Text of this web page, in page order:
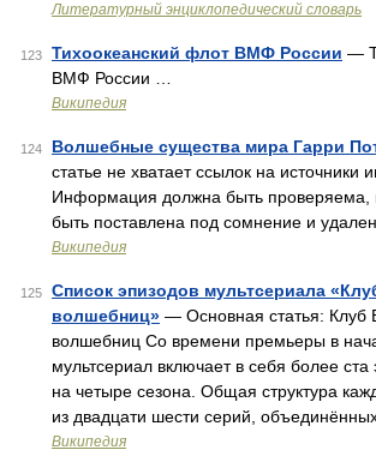
Литературный энциклопедический словарь
123 Тихоокеанский флот ВМФ России —
ВМФ России …
Википедия
124 Волшебные существа мира Гарри
статье не хватает ссылок на источники
Информация должна быть проверяема,
быть поставлена под сомнение и
Википедия
125
Список эпизодов мультсериала
волшебниц» — Основная статья: Клуб
волшебниц Со времени премьеры в
мультсериал включает в себя более ста
на четыре сезона. Общая структура
из двадцати шести серий,
Википедия